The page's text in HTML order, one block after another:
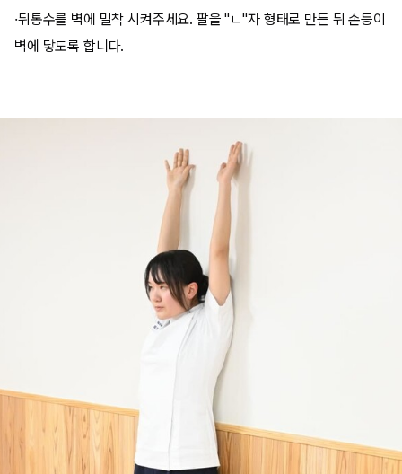
·뒤통수를 벽에 밀착 시켜주세요. 팔을 "ㄴ"자 형태로 만든 뒤 손등이
벽에 닿도록 합니다.